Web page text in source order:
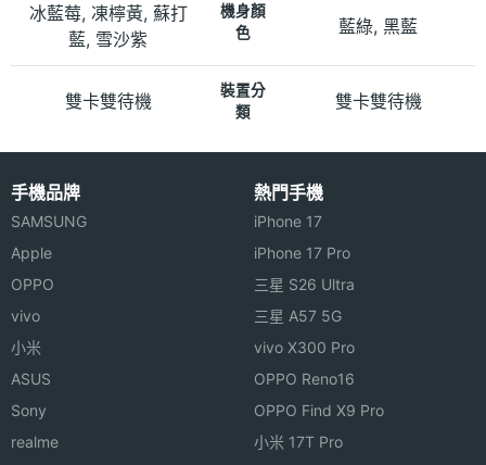
冰藍莓, 凍檸黃, 蘇打
藍, 雪沙紫
機身顏
色
藍綠, 黑藍
雙卡雙待機
裝置分
類
雙卡雙待機
手機品牌
SAMSUNG
Apple
OPPO
vivo
小米
ASUS
Sony
realme
熱門手機
iPhone 17
iPhone 17 Pro
三星 S26 Ultra
三星 A57 5G
vivo X300 Pro
OPPO Reno16
OPPO Find X9 Pro
小米 17T Pro